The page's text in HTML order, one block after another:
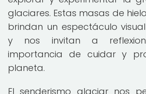
glaciares. Estas masas de
brindan un espectáculo
y nos invitan a
importancia de cuidar y
planeta.
El senderismo glaciar nos